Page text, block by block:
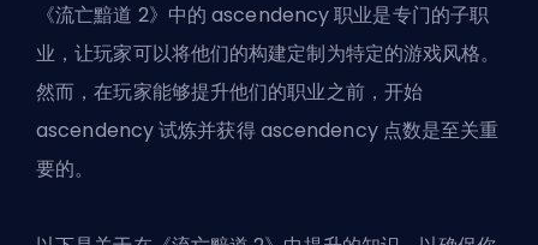
《流亡黯道 2》中的 ascendency 职业是专门的子职
业，让玩家可以将他们的构建定制为特定的游戏风格。
然而，在玩家能够提升他们的职业之前，开始
ascendency 试炼并获得 ascendency 点数是至关重
要的。